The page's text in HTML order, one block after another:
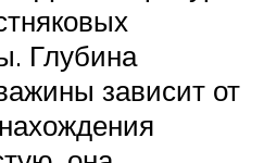
Глубина
зависит от